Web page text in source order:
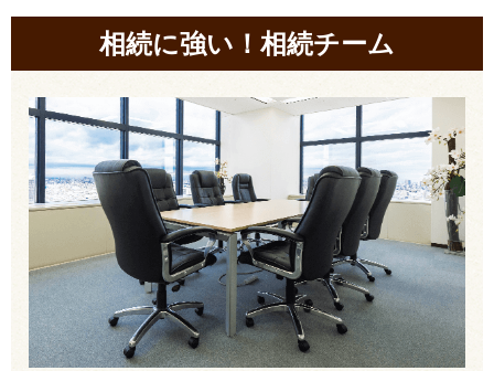
相続に強い！相続チーム